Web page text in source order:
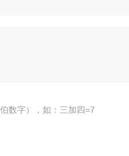
数字），如：三加四=7